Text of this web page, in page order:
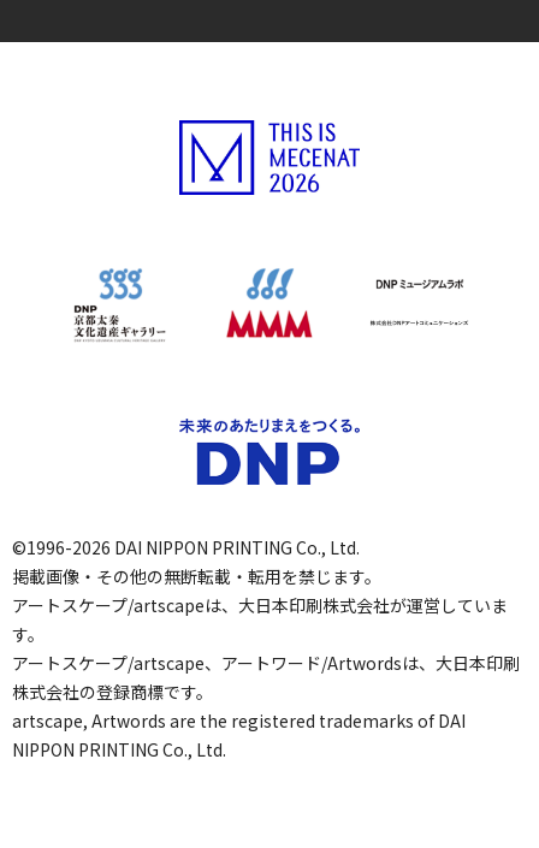
©1996-2026 DAI NIPPON PRINTING Co., Ltd.
掲載画像・その他の無断転載・転用を禁じます。
アートスケープ/artscapeは、大日本印刷株式会社が運営していま
す。
アートスケープ/artscape、アートワード/Artwordsは、大日本印刷
株式会社の登録商標です。
artscape, Artwords are the registered trademarks of DAI
NIPPON PRINTING Co., Ltd.